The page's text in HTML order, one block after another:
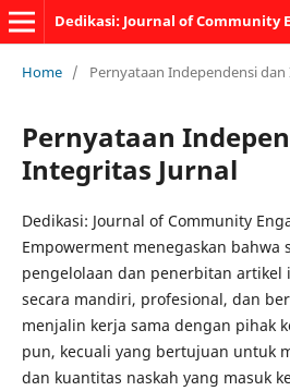
Home / Pernyataan Independensi
Pernyataan
Integritas Jurnal
Dedikasi: Journal of Community
Empowerment menegaskan bahwa
pengelolaan dan penerbitan artikel
secara mandiri, profesional, dan
menjalin kerja sama dengan pihak
pun, kecuali yang bertujuan untuk
dan kuantitas naskah yang masuk